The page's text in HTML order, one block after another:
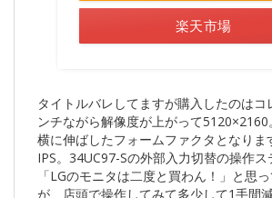
楽天市場
タイトルバレしてますが購入したのはコ
ンチながら解像度が上がって
横に伸ばしたフォームファクタとなりま
IPS。34UC97-Sの外部入力切替の操作
「LGのモニタは二度と買わん！」と思
が、店頭で操作してみて多少して1手間